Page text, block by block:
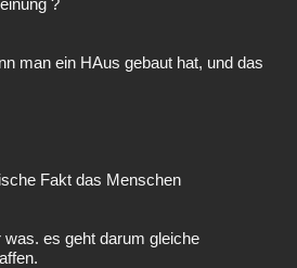
?
man ein HAus gebaut hat, und das
Fakt das Menschen
es geht darum gleiche